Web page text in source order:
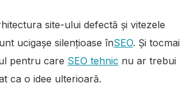
site-ului defectă și vitezele
ucigașe silențioase înSEO. Și tocmai
pentru care SEO tehnic nu ar trebui
ca o idee ulterioară.